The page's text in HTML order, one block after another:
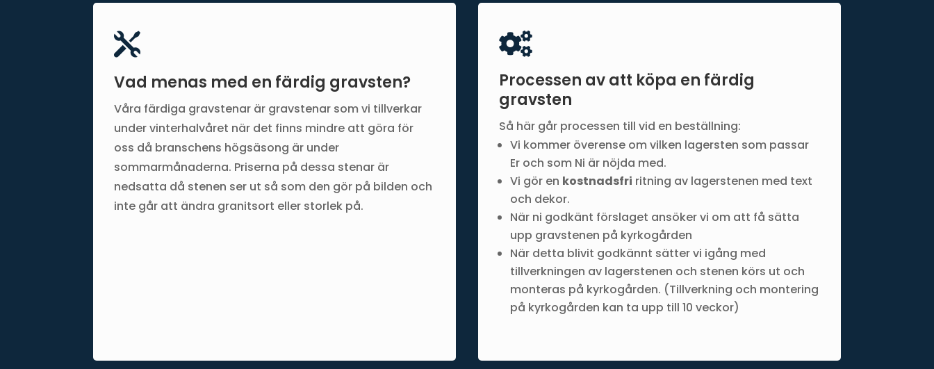

Vad menas med en färdig gravsten?
Våra färdiga gravstenar är gravstenar som vi tillverkar
under vinterhalvåret när det finns mindre att göra för
oss då branschens högsäsong är under
sommarmånaderna. Priserna på dessa stenar är
nedsatta då stenen ser ut så som den gör på bilden och
inte går att ändra granitsort eller storlek på.

Processen av att köpa en färdig
gravsten
Så här går processen till vid en beställning:
Vi kommer överense om vilken lagersten som passar
Er och som Ni är nöjda med.
Vi gör en kostnadsfri ritning av lagerstenen med text
och dekor.
När ni godkänt förslaget ansöker vi om att få sätta
upp gravstenen på kyrkogården
När detta blivit godkännt sätter vi igång med
tillverkningen av lagerstenen och stenen körs ut och
monteras på kyrkogården. (Tillverkning och montering
på kyrkogården kan ta upp till 10 veckor)